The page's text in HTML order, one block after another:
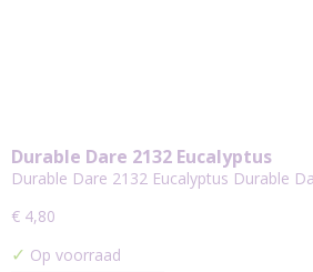
Durable Dare 2132 Eucalyptus
Durable Dare 2132 Eucalyptus Durable
€ 4,80
✓ Op voorraad